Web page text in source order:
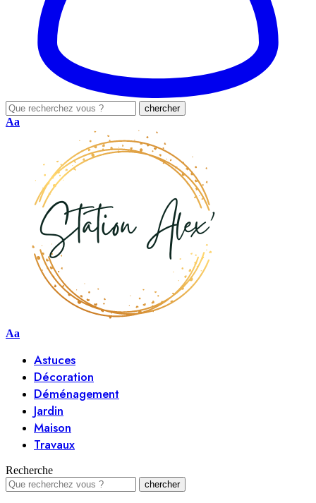
Aa
Aa
Astuces
Décoration
Déménagement
Jardin
Maison
Travaux
Recherche